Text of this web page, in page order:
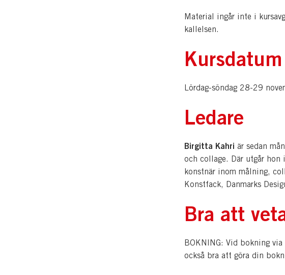
Material ingår inte i
kallelsen.
Kursdatum
Lördag-söndag 28-29
Ledare
Birgitta Kahri är sedan
och collage. Där utgår hon
konstnär inom målning,
Konstfack, Danmarks
Bra att
BOKNING: Vid bokning via
också bra att göra din